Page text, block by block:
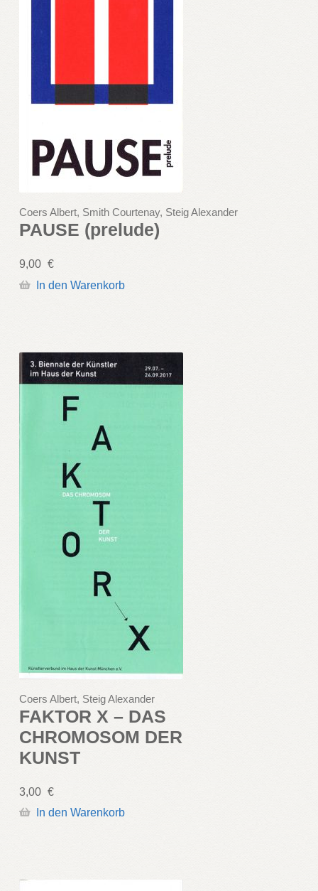
Coers Albert, Smith Courtenay, Steig Alexander
PAUSE (prelude)
9,00 €
In den Warenkorb
Coers Albert, Steig Alexander
FAKTOR X – DAS
CHROMOSOM DER
KUNST
3,00 €
In den Warenkorb